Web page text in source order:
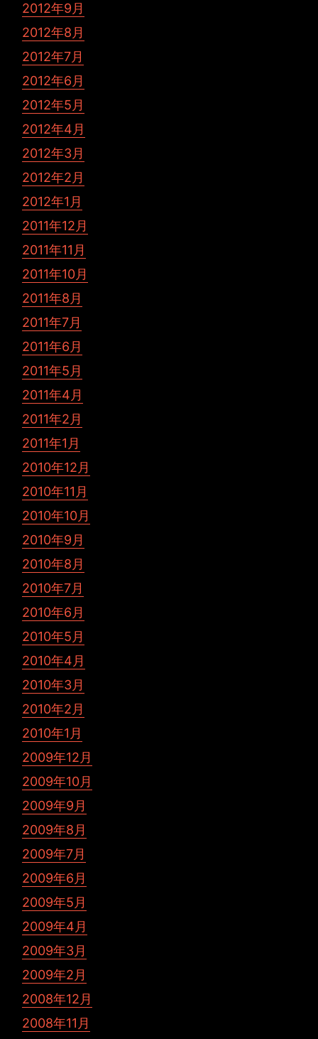
2012年9月
2012年8月
2012年7月
2012年6月
2012年5月
2012年4月
2012年3月
2012年2月
2012年1月
2011年12月
2011年11月
2011年10月
2011年8月
2011年7月
2011年6月
2011年5月
2011年4月
2011年2月
2011年1月
2010年12月
2010年11月
2010年10月
2010年9月
2010年8月
2010年7月
2010年6月
2010年5月
2010年4月
2010年3月
2010年2月
2010年1月
2009年12月
2009年10月
2009年9月
2009年8月
2009年7月
2009年6月
2009年5月
2009年4月
2009年3月
2009年2月
2008年12月
2008年11月